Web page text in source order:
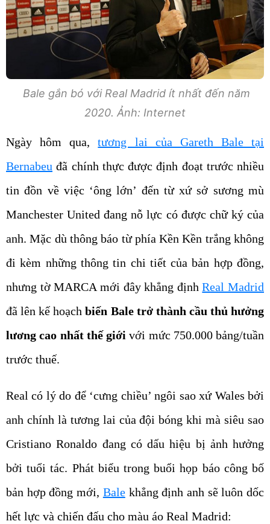
Bale gắn bó với Real Madrid ít nhất đến năm
2020. Ảnh: Internet
Ngày hôm qua,tương lai của Gareth Bale tại
Bernabeu đã chính thực được định đoạt trước nhiều
tin đồn về việc ‘ông lớn’ đến từ xứ sở sương mù
Manchester United đang nỗ lực có được chữ ký của
anh. Mặc dù thông báo từ phía Kền Kền trắng không
đi kèm những thông tin chi tiết của bản hợp đồng,
nhưng tờ MARCA mới đây khẳng địnhReal Madrid
đã lên kế hoạchbiến Bale trở thành cầu thủ hưởng
lương cao nhất thế giới với mức 750.000 bảng/tuần
trước thuế.
Real có lý do để ‘cưng chiều’ ngôi sao xứ Wales bởi
anh chính là tương lai của đội bóng khi mà siêu sao
Cristiano Ronaldo đang có dấu hiệu bị ảnh hưởng
bởi tuổi tác. Phát biểu trong buổi họp báo công bố
bản hợp đồng mới, Balekhẳng định anh sẽ luôn dốc
hết lực và chiến đấu cho màu áo Real Madrid: